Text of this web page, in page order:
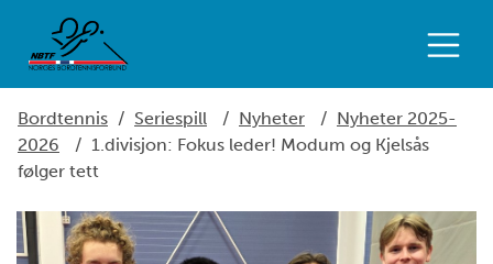
Bordtennis / Seriespill / Nyheter / Nyheter 2025-
2026
/ 1.divisjon: Fokus leder! Modum og Kjelsås
følger tett